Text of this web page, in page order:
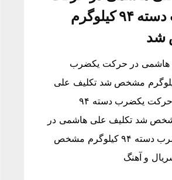
یکضرب دسته ۹۴ کیلوگرم
شد
هاشمی در حرکت یکضرب
۹۴ کیلوگرم مشخص شد تکلیف علی
هاشمی در حرکت یکضرب دسته ۹۴
شد تکلیف علی هاشمی در
حرکت یکضرب دسته ۹۴ کیلوگرم مشخص
و آهنگ